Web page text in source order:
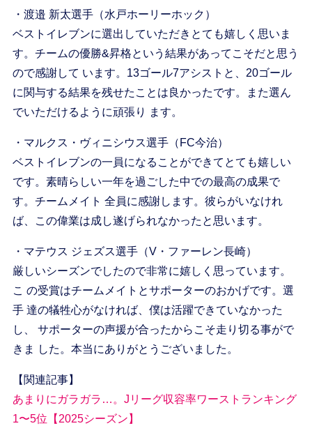
・渡邉 新太選手（水戸ホーリーホック）
ベストイレブンに選出していただきとても嬉しく思いま
す。チームの優勝&昇格という結果があってこそだと思う
ので感謝して います。13ゴール7アシストと、20ゴール
に関与する結果を残せたことは良かったです。また選ん
でいただけるように頑張り ます。
・マルクス・ヴィニシウス選手（FC今治）
ベストイレブンの一員になることができてとても嬉しい
です。素晴らしい一年を過ごした中での最高の成果で
す。チームメイト 全員に感謝します。彼らがいなけれ
ば、この偉業は成し遂げられなかったと思います。
・マテウス ジェズス選手（V・ファーレン長崎）
厳しいシーズンでしたので非常に嬉しく思っています。
こ の受賞はチームメイトとサポーターのおかげです。選
手 達の犠牲心がなければ、僕は活躍できていなかった
し、 サポーターの声援が合ったからこそ走り切る事がで
きま した。本当にありがとうございました。
【関連記事】
あまりにガラガラ…。Jリーグ収容率ワーストランキング
1〜5位【2025シーズン】